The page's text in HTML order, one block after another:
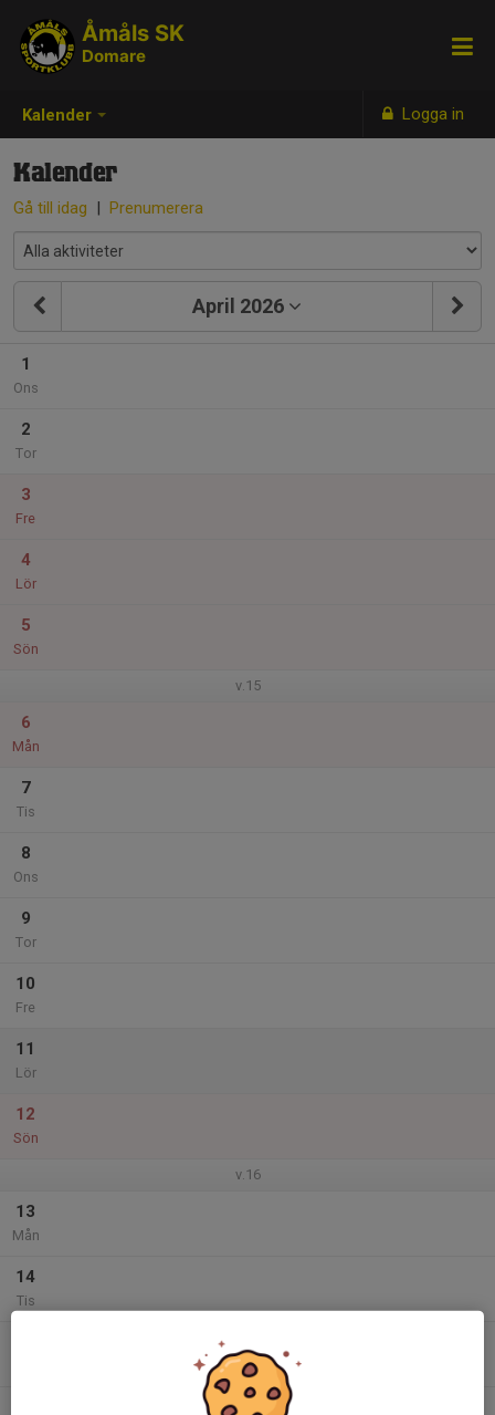
Kalender Logga in
Åmåls SK
Domare
Kalender
Gå till idag | Prenumerera
April 2026
1
Ons
2
Tor
3
Fre
4
Lör
5
Sön
v.15
6
Mån
7
Tis
8
Ons
9
Tor
10
Fre
11
Lör
12
Sön
v.16
13
Mån
14
Tis